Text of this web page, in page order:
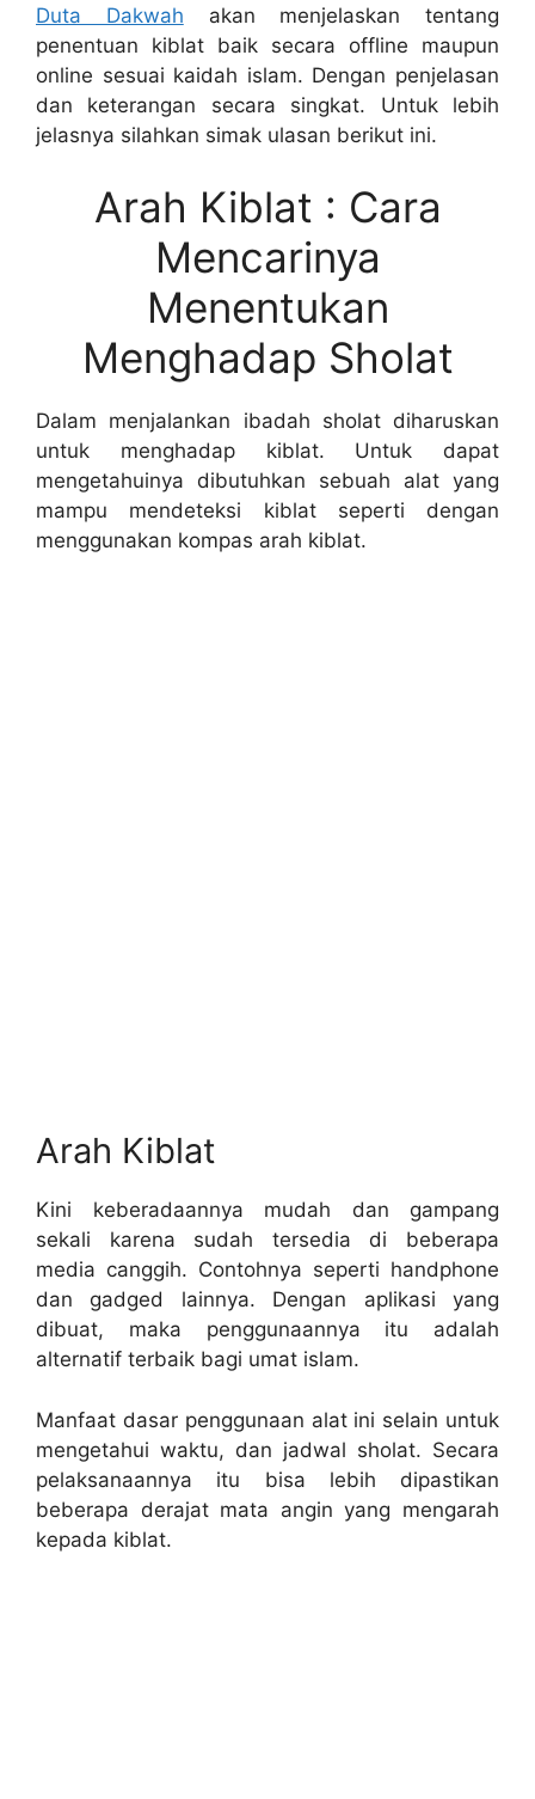
Duta Dakwah akan menjelaskan tentang
penentuan kiblat baik secara offline maupun
online sesuai kaidah islam. Dengan penjelasan
dan keterangan secara singkat. Untuk lebih
jelasnya silahkan simak ulasan berikut ini.
Arah Kiblat : Cara
Mencarinya
Menentukan
Menghadap Sholat
Dalam menjalankan ibadah sholat diharuskan
untuk menghadap kiblat. Untuk dapat
mengetahuinya dibutuhkan sebuah alat yang
mampu mendeteksi kiblat seperti dengan
menggunakan kompas arah kiblat.
Arah Kiblat
Kini keberadaannya mudah dan gampang
sekali karena sudah tersedia di beberapa
media canggih. Contohnya seperti handphone
dan gadged lainnya. Dengan aplikasi yang
dibuat, maka penggunaannya itu adalah
alternatif terbaik bagi umat islam.
Manfaat dasar penggunaan alat ini selain untuk
mengetahui waktu, dan jadwal sholat. Secara
pelaksanaannya itu bisa lebih dipastikan
beberapa derajat mata angin yang mengarah
kepada kiblat.